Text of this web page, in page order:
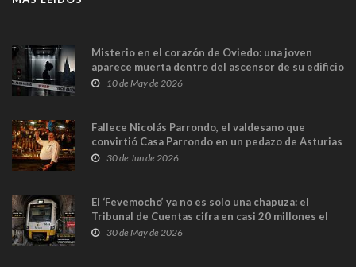
Misterio en el corazón de Oviedo: una joven
aparece muerta dentro del ascensor de su edificio
y las cámaras captan sus últimos minutos
10 de May de 2026
Fallece Nicolás Parrondo, el valdesano que
convirtió Casa Parrondo en un pedazo de Asturias
en Madrid
30 de Jun de 2026
El ‘Fevemocho’ ya no es solo una chapuza: el
Tribunal de Cuentas cifra en casi 20 millones el
sobrecoste de los trenes que no cabían por los
30 de May de 2026